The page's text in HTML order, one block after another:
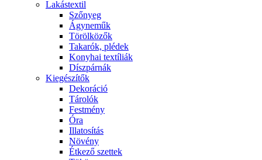
Lakástextil
Szőnyeg
Ágyneműk
Törölközők
Takarók, plédek
Konyhai textíliák
Díszpárnák
Kiegészítők
Dekoráció
Tárolók
Festmény
Óra
Illatosítás
Növény
Étkező szettek